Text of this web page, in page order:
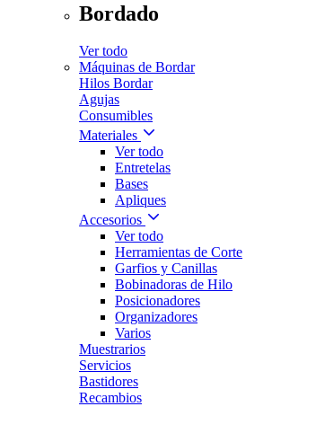
Bordado
Ver todo
Máquinas de Bordar
Hilos Bordar
Agujas
Consumibles
Materiales
Ver todo
Entretelas
Bases
Apliques
Accesorios
Ver todo
Herramientas de Corte
Garfios y Canillas
Bobinadoras de Hilo
Posicionadores
Organizadores
Varios
Muestrarios
Servicios
Bastidores
Recambios